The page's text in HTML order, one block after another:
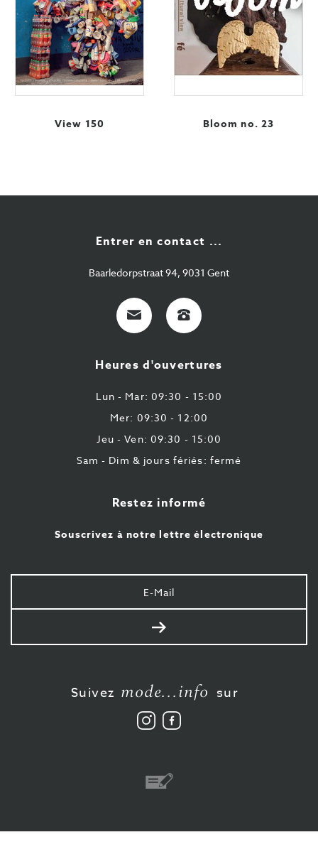
View 150 Bloom no. 23
Entrer en contact ...
Baarledorpstraat 94, 9031 Gent
E-
Mail
+32
9
43
87
Heures d'ouvertures
Lun - Mar: 09:30 - 15:00
Mer: 09:30 - 12:00
Jeu - Ven: 09:30 - 15:00
Sam - Dim & jours fériés: fermé
Restez informé
Souscrivez à notre lettre électronique
Votre
e-
mail
Envoyer
Suivez mode...info sur
Suivez
nous
Aimez-
nous
Virement